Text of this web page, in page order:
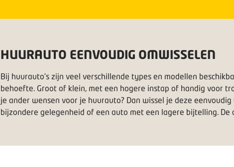
HUURAUTO EENVOUDIG OMWISSELEN
Bij huurauto’s zijn veel verschillende types en modellen
behoefte. Groot of klein, met een hogere instap of handig voor
je ander wensen voor je huurauto? Dan wissel je deze
bijzondere gelegenheid of een auto met een lagere bijtelling.